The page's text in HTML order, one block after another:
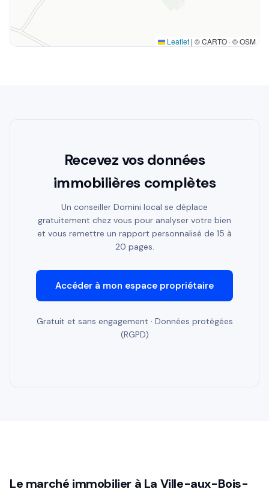
Leaflet | © CARTO · © OSM
Recevez vos données
immobilières complètes
Un conseiller Domini local se déplace
gratuitement chez vous pour analyser votre bien
et vous remettre un rapport personnalisé de 15 à
20 pages.
Accéder à mon espace propriétaire
Gratuit et sans engagement · Données protégées
(RGPD)
Le marché immobilier à La Ville-aux-Bois-